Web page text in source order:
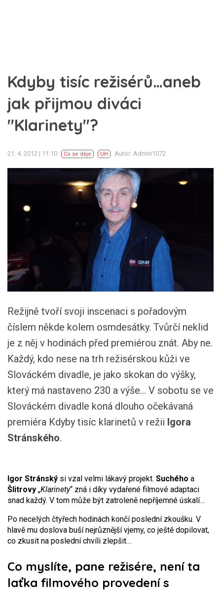
Kdyby tisíc režisérů…aneb
jak přijmou diváci
"Klarinety"?
21. 4. 2012 | 11:10 Co se děje UH Autor: Admin1072
Režijně tvoří svoji inscenaci s pořadovým
číslem někde kolem osmdesátky. Tvůrčí neklid
je z něj v hodinách před premiérou znát. Aby ne.
Každý, kdo nese na trh režisérskou kůži ve
Slováckém divadle, je jako skokan do výšky,
který má nastaveno 230 a výše... V sobotu se ve
Slováckém divadle koná dlouho očekávaná
premiéra Kdyby tisíc klarinetů v režii Igora
Stránského.
Igor Stránský si vzal velmi lákavý projekt. Suchého a
Šlitrovy „Klarinety“ zná i díky vydařené filmové adaptaci
snad každý. V tom může být zatroleně nepříjemné úskalí…
Po necelých čtyřech hodinách končí poslední zkoušku. V
hlavě mu doslova buší nejrůznější vjemy, co ještě dopilovat,
co zkusit na poslední chvíli zlepšit…
Co myslíte, pane režisére, není ta
laťka filmového provedení s